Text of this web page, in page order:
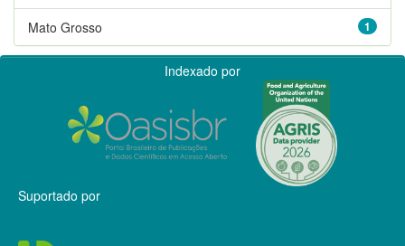
1
Mato Grosso
Indexado por
Suportado por